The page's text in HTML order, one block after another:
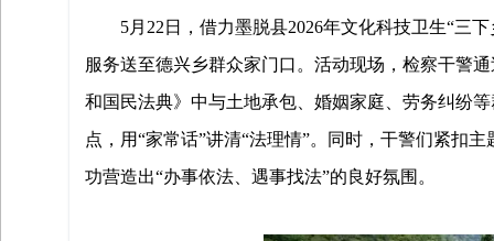
5月22日，借力墨脱县2026年文化科技卫生“三
服务送至德兴乡群众家门口。活动现场，检察干警
和国民法典》中与土地承包、婚姻家庭、劳务纠纷
点，用“家常话”讲清“法理情”。同时，干警们紧扣
功营造出“办事依法、遇事找法”的良好氛围。